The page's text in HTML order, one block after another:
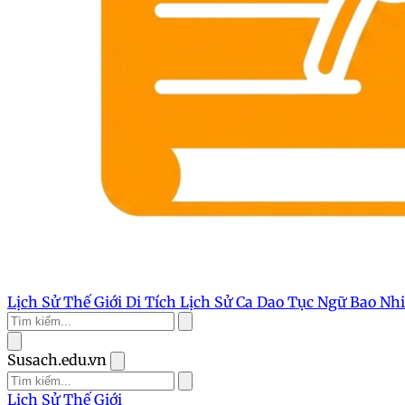
Lịch Sử Thế Giới Di Tích Lịch SửCa Dao Tục NgữBao
Susach.edu.vn
Lịch Sử Thế Giới